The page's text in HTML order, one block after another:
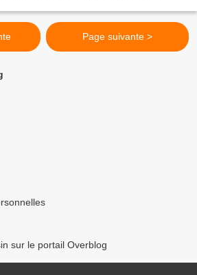
Page suivante >
sur le portail Overblog